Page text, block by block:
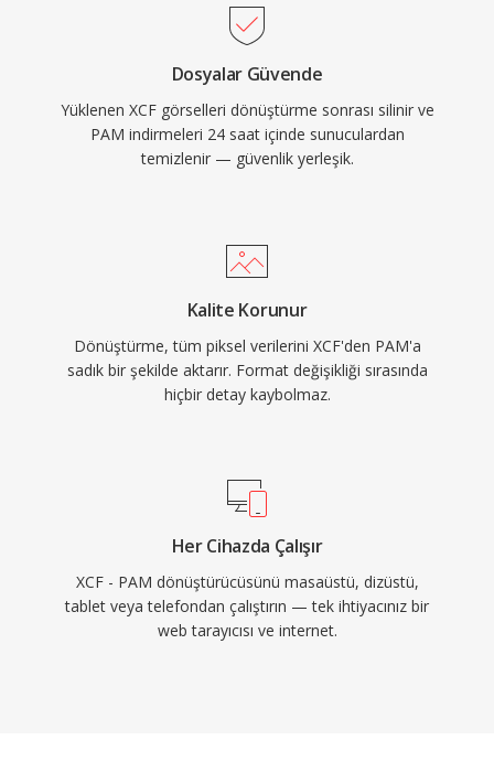
Dosyalar Güvende
Yüklenen XCF görselleri dönüştürme sonrası silinir ve
PAM indirmeleri 24 saat içinde sunuculardan
temizlenir — güvenlik yerleşik.
Kalite Korunur
Dönüştürme, tüm piksel verilerini XCF'den PAM'a
sadık bir şekilde aktarır. Format değişikliği sırasında
hiçbir detay kaybolmaz.
Her Cihazda Çalışır
XCF - PAM dönüştürücüsünü masaüstü, dizüstü,
tablet veya telefondan çalıştırın — tek ihtiyacınız bir
web tarayıcısı ve internet.